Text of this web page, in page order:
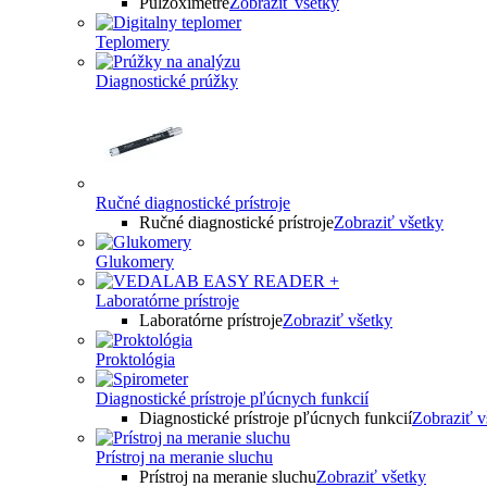
Teplomery
Diagnostické prúžky
Ručné diagnostické prístroje
Ručné diagnostické prístrojeZobraziť všetky
Glukomery
Laboratórne prístroje
Laboratórne prístrojeZobraziť všetky
Proktológia
Diagnostické prístroje pľúcnych funkcií
Diagnostické prístroje pľúcnych funkciíZobraziť
Prístroj na meranie sluchu
Prístroj na meranie sluchuZobraziť všetky